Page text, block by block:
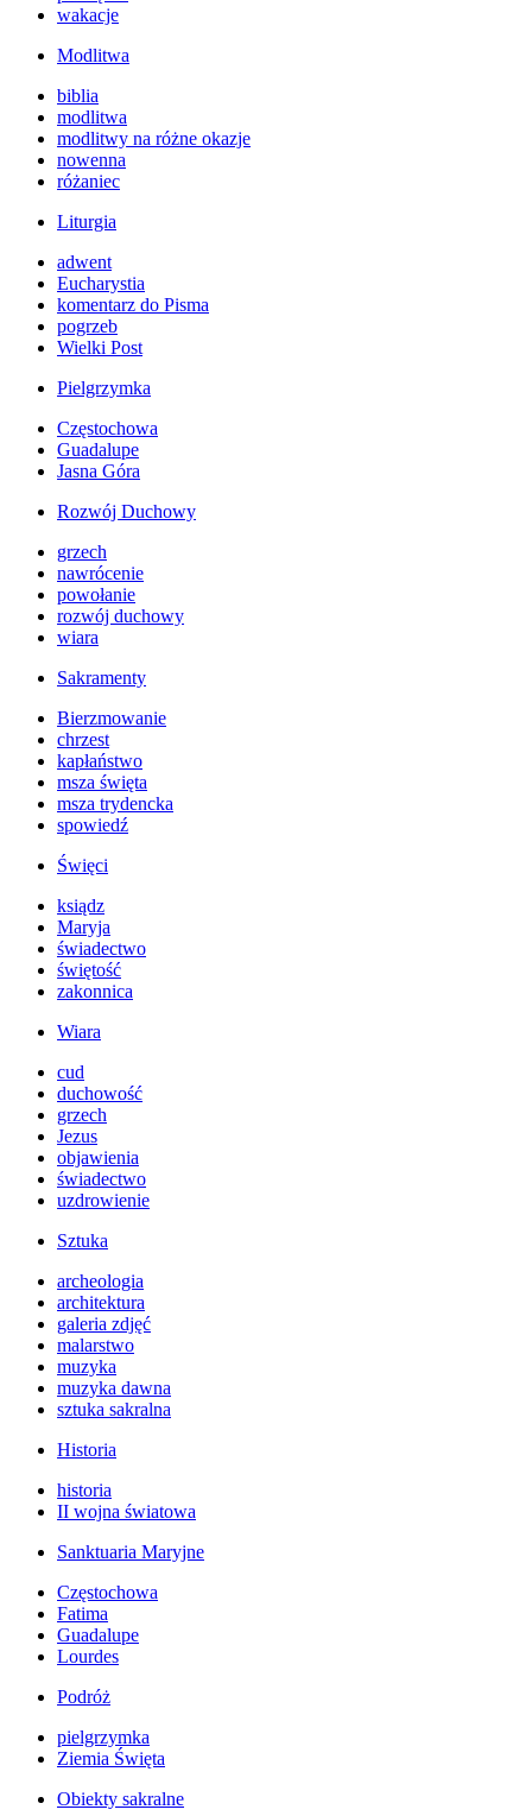
wakacje
Modlitwa
biblia
modlitwa
modlitwy na różne okazje
nowenna
różaniec
Liturgia
adwent
Eucharystia
komentarz do Pisma
pogrzeb
Wielki Post
Pielgrzymka
Częstochowa
Guadalupe
Jasna Góra
Rozwój Duchowy
grzech
nawrócenie
powołanie
rozwój duchowy
wiara
Sakramenty
Bierzmowanie
chrzest
kapłaństwo
msza święta
msza trydencka
spowiedź
Święci
ksiądz
Maryja
świadectwo
świętość
zakonnica
Wiara
cud
duchowość
grzech
Jezus
objawienia
świadectwo
uzdrowienie
Sztuka
archeologia
architektura
galeria zdjęć
malarstwo
muzyka
muzyka dawna
sztuka sakralna
Historia
historia
II wojna światowa
Sanktuaria Maryjne
Częstochowa
Fatima
Guadalupe
Lourdes
Podróż
pielgrzymka
Ziemia Święta
Obiekty sakralne